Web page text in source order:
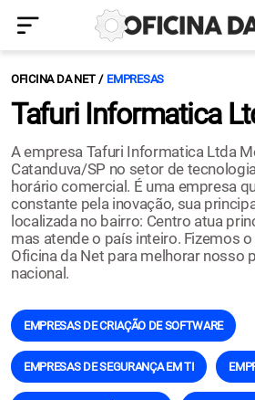
OFICINA DA NET EMPRESAS
Tafuri Informatica
A empresa Tafuri Informatica Ltda
Catanduva/SP no setor de
horário comercial. É uma empresa
constante pela inovação, sua
localizada no bairro: Centro atua
mas atende o país inteiro. Fizemos
Oficina da Net para melhorar nosso
nacional.
EMPRESAS DE CRIAÇÃO DE SOFTWARE
EMPRESAS DE SEGURANÇA EM TI